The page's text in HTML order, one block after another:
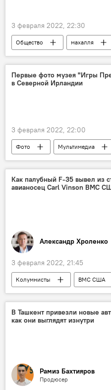
3 февраля 2022, 22:30
Общество
махалля
Саида Мирзиёева
Первые фото музея "Игры
в Северной Ирландии
3 февраля 2022, 22:00
Фото Мультимедиа
музей
Как палубный F-35 вывел из
авианосец Carl Vinson ВМС
Александр Хроленко
3 февраля 2022, 21:45
Колумнисты ВМС США
В Ташкент привезли новые
как они выглядят изнутри
Рамиз Бахтияров
Продюсер